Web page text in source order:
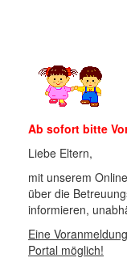
Ab sofort bitte
Liebe Eltern,
mit unserem
über die
informieren,
Eine
Portal möglich!